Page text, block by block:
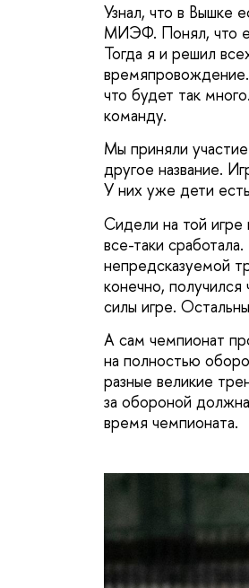
Узнал, что в Вышке
МИЭФ. Понял, что
Тогда я и решил
времяпровождение.
что будет так
команду.
Мы приняли
другое название.
У них уже дети
Сидели на той игре
все-таки
непредсказуемой
конечно,
силы игре.
А сам чемпионат
на полностью
разные великие
за обороной
время чемпионата.